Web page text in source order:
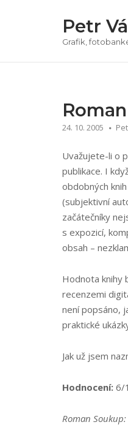
Petr
Grafik,
24. 10. 2005
Uvažujete-li o
publikace. I
obdobných
(subjektivní
začátečníky
s expozicí,
obsah –
Hodnota knihy
recenzemi
není popsáno,
praktické
Jak už jsem
Hodnocení: 6/
Roman